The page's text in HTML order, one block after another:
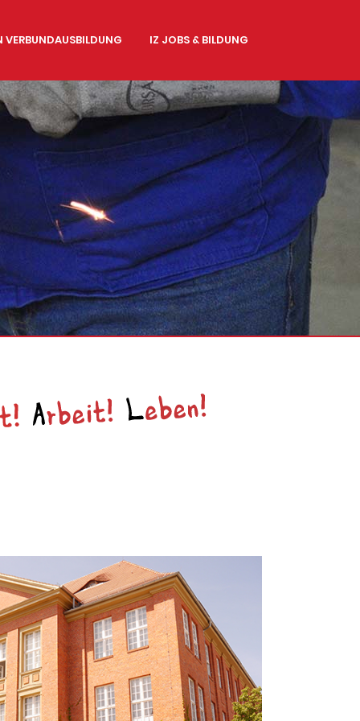
VERBUNDAUSBILDUNG IZ JOBS & BILDUNG